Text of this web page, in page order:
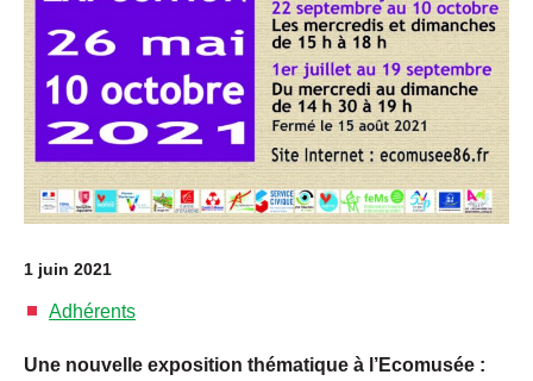
1 juin 2021
Adhérents
Une nouvelle exposition thématique à l’Ecomusée :